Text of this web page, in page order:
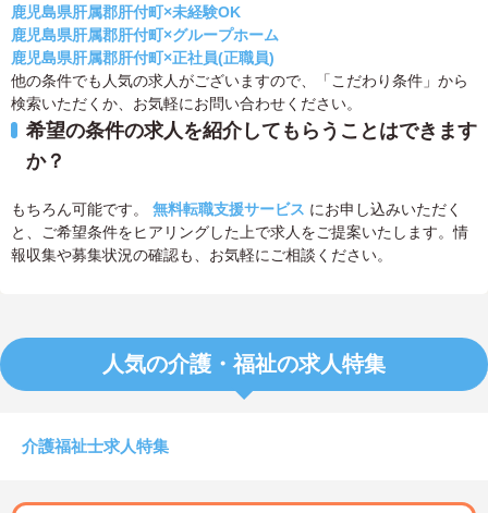
鹿児島県肝属郡肝付町×未経験OK
鹿児島県肝属郡肝付町×グループホーム
鹿児島県肝属郡肝付町×正社員(正職員)
他の条件でも人気の求人がございますので、「こだわり条件」から
検索いただくか、お気軽にお問い合わせください。
希望の条件の求人を紹介してもらうことはできます
か？
もちろん可能です。 無料転職支援サービス にお申し込みいただく
と、ご希望条件をヒアリングした上で求人をご提案いたします。情
報収集や募集状況の確認も、お気軽にご相談ください。
人気の介護・福祉の求人特集
介護福祉士求人特集